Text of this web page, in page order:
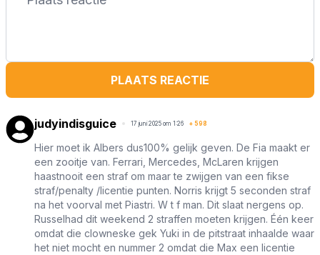
PLAATS REACTIE
judyindisguice 17 juni 2025 om 1:26 + 598
Hier moet ik Albers dus100% gelijk geven. De Fia maakt er
een zooitje van. Ferrari, Mercedes, McLaren krijgen
haastnooit een straf om maar te zwijgen van een fikse
straf/penalty /licentie punten. Norris krijgt 5 seconden straf
na het voorval met Piastri. W t f man. Dit slaat nergens op.
Russelhad dit weekend 2 straffen moeten krijgen. Één keer
omdat die clowneske gek Yuki in de pitstraat inhaalde waar
het niet mocht en nummer 2 omdat die Max een licentie